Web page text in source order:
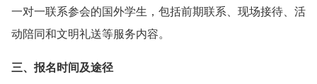
一对一联系参会的国外学生，包括前期联系、现场接待、活
动陪同和文明礼送等服务内容。
三、报名时间及途径